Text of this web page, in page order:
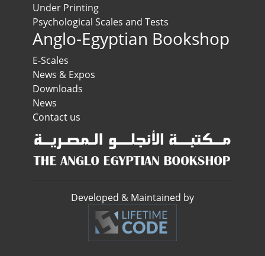
Under Printing
Psychological Scales and Tests
Anglo-Egyptian Bookshop
E-Scales
News & Expos
Downloads
News
Contact us
Developed & Maintained by